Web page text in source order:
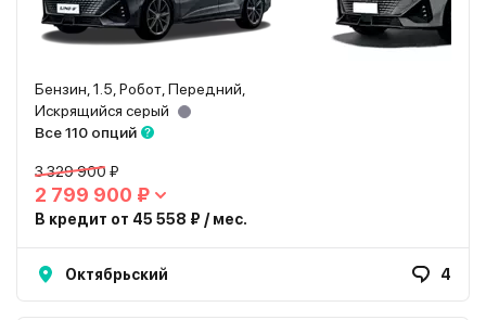
Бензин, 1.5, Робот, Передний,
Искрящийся серый
Все 110 опций
3 329 900 ₽
2 799 900 ₽
В кредит от 45 558 ₽ / мес.
Октябрьский 4